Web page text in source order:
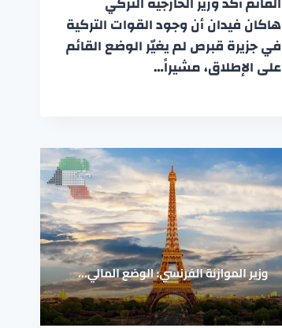
هاكان فيدان أن وجود القوات التركية
في جزيرة قبرص لم يغيّر الوضع القائم
على الإطلاق، مشيراً…